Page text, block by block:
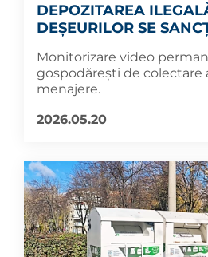
DEPOZITAREA
DEȘEURILOR SE
Monitorizare video
gospodărești de colectare
menajere.
2026.05.20